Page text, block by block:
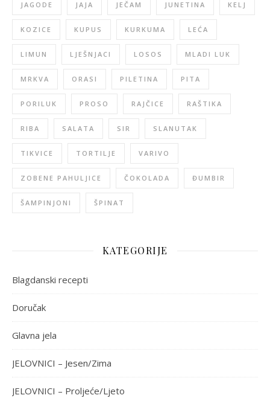
JAGODE JAJA JEČAM JUNETINA KELJ
KOZICE KUPUS KURKUMA LEĆA
LIMUN LJEŠNJACI LOSOS MLADI LUK
MRKVA ORASI PILETINA PITA
PORILUK PROSO RAJČICE RAŠTIKA
RIBA SALATA SIR SLANUTAK
TIKVICE TORTILJE VARIVO
ZOBENE PAHULJICE ČOKOLADA ĐUMBIR
ŠAMPINJONI ŠPINAT
KATEGORIJE
Blagdanski recepti
Doručak
Glavna jela
JELOVNICI – Jesen/Zima
JELOVNICI – Proljeće/Ljeto